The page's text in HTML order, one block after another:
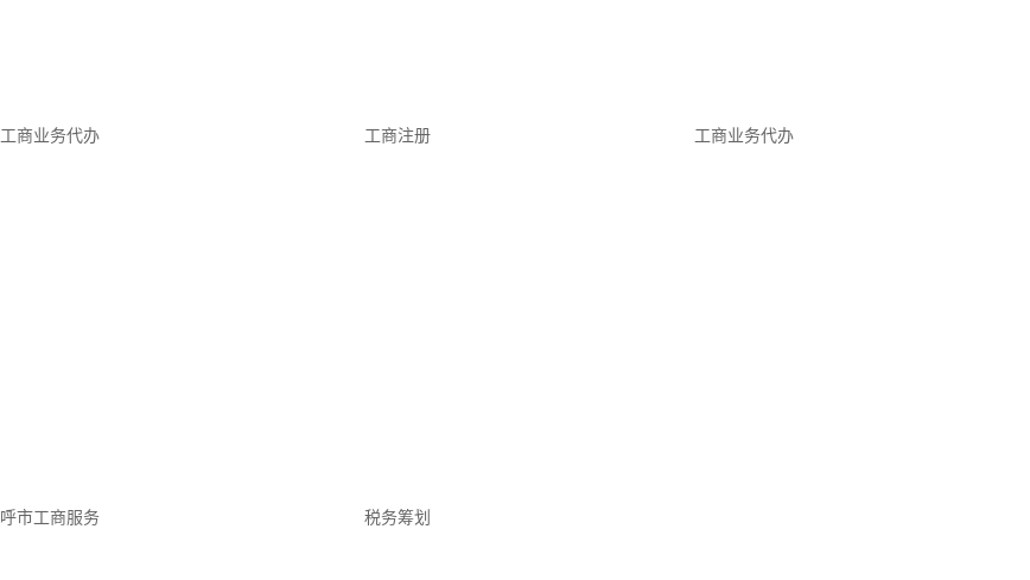
工商业务代办 工商注册 工商业务代办
呼市工商服务 税务筹划